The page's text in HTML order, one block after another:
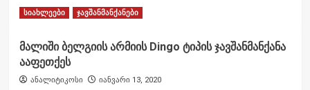
Read MoreRead
9
ივნისს
სირიაში
სიახლეები ჯავშანმანქანები
მალიში ბელგიის არმიის Dingo ტიპის ჯავშანმანქანა
ააფეთქეს
ანალიტიკოსი იანვარი 13, 2020